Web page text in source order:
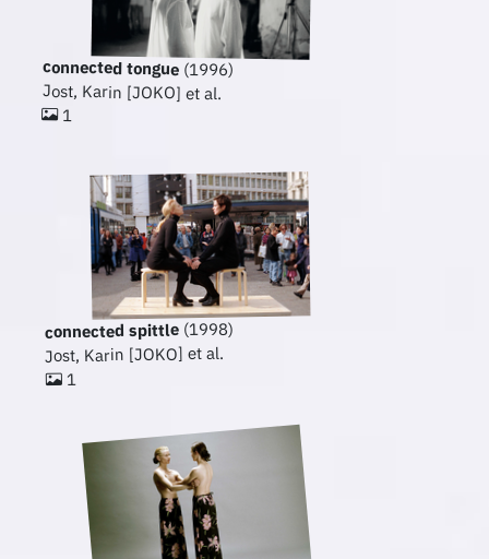
connected tongue (1996)
Jost, Karin [JOKO] et al.
1
connected spittle(1998)
Jost, Karin [JOKO] et al.
1